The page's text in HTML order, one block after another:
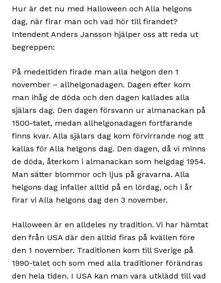
Hur är det nu med Halloween och Alla helgons
dag, när firar man och vad hör till firandet?
Intendent Anders Jansson hjälper oss att reda ut
begreppen:
På medeltiden firade man alla helgon den 1
november – allhelgonadagen. Dagen efter kom
man ihåg de döda och den dagen kallades alla
själars dag. Den dagen försvann ur almanackan på
1500-talet, medan allhelgonadagen fortfarande
finns kvar. Alla själars dag kom förvirrande nog att
kallas för Alla helgons dag. Den dagen, då vi minns
de döda, återkom i almanackan som helgdag 1954.
Man sätter blommor och ljus på gravarna. Alla
helgons dag infaller alltid på en lördag, och i år
firar vi Alla helgons dag den 3 november.
Halloween är en alldeles ny tradition. Vi har hämtat
den från USA där den alltid firas på kvällen före
den 1 november. Traditionen kom till Sverige på
1990-talet och som med alla traditioner förändras
den hela tiden. I USA kan man vara utklädd till vad